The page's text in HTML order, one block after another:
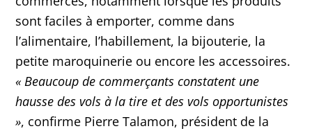
sont faciles à emporter, comme dans
l’alimentaire, l’habillement, la bijouterie, la
petite maroquinerie ou encore les accessoires.
« Beaucoup de commerçants constatent une
hausse des vols à la tire et des vols opportunistes
», confirme Pierre Talamon, président de la